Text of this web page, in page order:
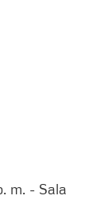
m. - Sala